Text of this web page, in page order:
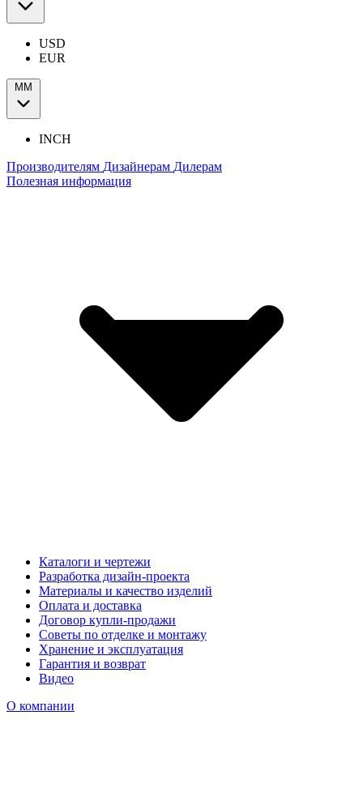
USD
EUR
ММ
INCH
Производителям Дизайнерам Дилерам
Полезная информация
Каталоги и чертежи
Разработка дизайн-проекта
Материалы и качество изделий
Оплата и доставка
Договор купли-продажи
Советы по отделке и монтажу
Хранение и эксплуатация
Гарантия и возврат
Видео
О компании